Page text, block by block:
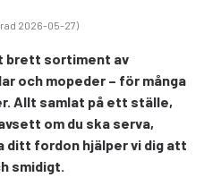
2026-05-27)
brett sortiment av
och mopeder – för många
Allt samlat på ett ställe,
om du ska serva,
ditt fordon hjälper vi dig att
smidigt.